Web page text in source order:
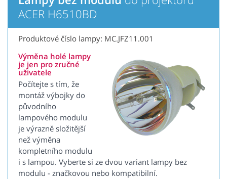
ACER H6510BD
Produktové číslo lampy: MC.JFZ11.001
Výměna holé lampy
je jen pro zručné
uživatele
Počítejte s tím, že
montáž výbojky do
původního
lampového modulu
je výrazně složitější
než výměna
kompletního modulu
i s lampou. Vyberte si ze dvou variant lampy bez
modulu - značkovou nebo kompatibilní.